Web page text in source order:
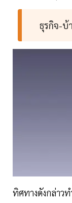
ธุรกิจ-บ้
ทิศทางดังกล่าว